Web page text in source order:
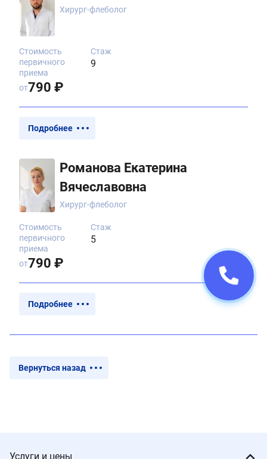
Хирург-флеболог
Стаж
9
Стоимость
первичного
приема
от790 ₽
Подробнее
Романова Екатерина
Вячеславовна
Хирург-флеболог
Стаж
5
Стоимость
первичного
приема
от790 ₽
Подробнее
Вернуться назад
Услуги и цены